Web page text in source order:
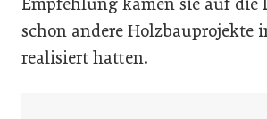
schon andere Holzbauprojekte
realisiert hatten.